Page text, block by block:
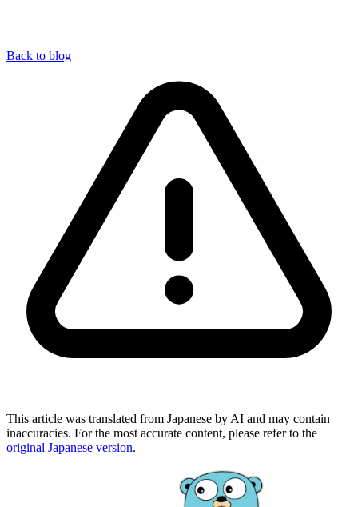
Back to blog
This article was translated from Japanese by AI and may contain
inaccuracies. For the most accurate content, please refer to the
original Japanese version.